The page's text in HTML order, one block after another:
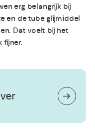
erg belangrijk bij
en de tube glijmiddel
Dat voelt bij het
fijner.